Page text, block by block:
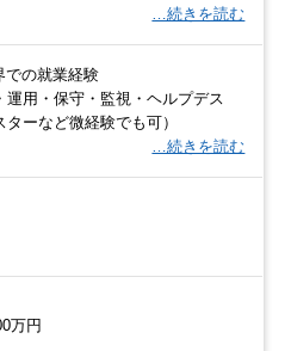
…続きを読む
の就業経験
運用・保守・監視・ヘルプデス
ターなど微経験でも可）
…続きを読む
万円